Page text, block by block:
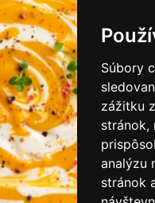
Súbory
zážitku
stránok,
analýzu
stránok